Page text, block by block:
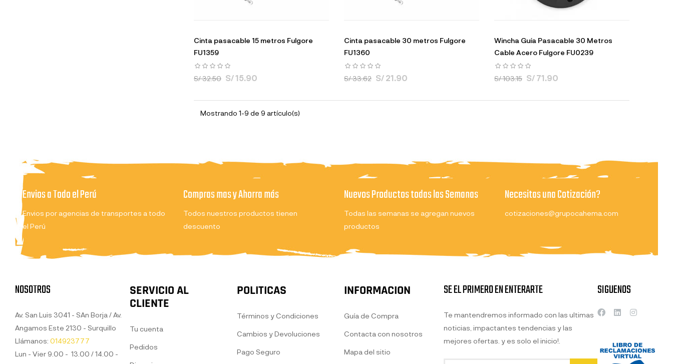
Cinta pasacable 15 metros Fulgore
FU1359
S/ 32.50 S/ 15.90
Cinta pasacable 30 metros Fulgore
FU1360
S/ 33.62 S/ 21.90
Wincha Guía Pasacable 30 Metros
Cable Acero Fulgore FU0239
S/ 103.15 S/ 71.90
Mostrando 1-9 de 9 artículo(s)
Envios a Todo el Perú
Envios por agencias de transportes a todo
el Perú
Compras mas y Ahorra más
Todos nuestros productos tienen
descuento
Nuevos Productos todas las Semanas
Todas las semanas se agregan nuevos
productos
Necesitas una Cotización?
cotizaciones@grupocahema.com
NOSOTROS
Av. San Luis 3041 - SAn Borja / Av.
Angamos Este 2130 - Surquillo
Llámanos: 014923777
Lun - Vier 9.00 - 13.00 / 14.00 -
SERVICIO AL
CLIENTE
Tu cuenta
Pedidos
POLITICAS
Términos y Condiciones
Cambios y Devoluciones
Pago Seguro
INFORMACION
Guía de Compra
Contacta con nosotros
Mapa del sitio
SE EL PRIMERO EN ENTERARTE
Te mantendremos informado con las ultimas
noticias, impactantes tendencias y las
mejores ofertas. y es solo el inicio!.
SIGUENOS